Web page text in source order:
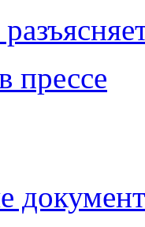
прессе